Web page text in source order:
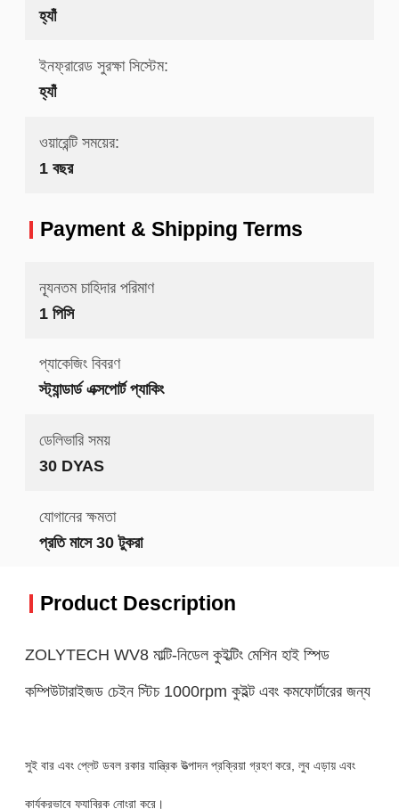
হ্যাঁ
ইনফ্রারেড সুরক্ষা সিস্টেম:
হ্যাঁ
ওয়ারেন্টি সময়ের:
1 বছর
Payment & Shipping Terms
ন্যূনতম চাহিদার পরিমাণ
1 পিসি
প্যাকেজিং বিবরণ
স্ট্যান্ডার্ড এক্সপোর্ট প্যাকিং
ডেলিভারি সময়
30 DYAS
যোগানের ক্ষমতা
প্রতি মাসে 30 টুকরা
Product Description
ZOLYTECH WV8 মাল্টি-নিডেল কুইল্টিং মেশিন হাই স্পিড
কম্পিউটারাইজড চেইন স্টিচ 1000rpm কুইল্ট এবং কমফোর্টারের জন্য
সুই বার এবং প্লেট ডবল রকার যান্ত্রিক উত্পাদন প্রক্রিয়া গ্রহণ করে, লুব এড়ায় এবং
কার্যকরভাবে ফ্যাব্রিক নোংরা করে।